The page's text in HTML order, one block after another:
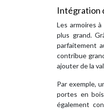
Intégration
Les armoires
plus grand.
parfaitement
contribue
ajouter de la
Par exemple,
portes en
également